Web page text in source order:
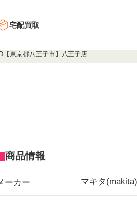
宅配買取
【東京都八王子市】八王子店
商品情報
ーカー マキタ(makita)